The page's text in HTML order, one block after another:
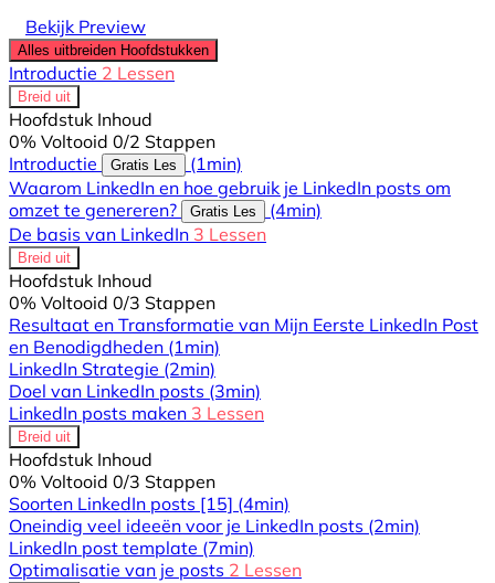
Bekijk Preview
Alles uitbreiden Hoofdstukken
Introductie 2 Lessen
Breid uit
Hoofdstuk Inhoud
0% Voltooid 0/2 Stappen
Introductie
Gratis Les
(1min)
Waarom LinkedIn en hoe gebruik je LinkedIn posts om
omzet te genereren?
Gratis Les
(4min)
De basis van LinkedIn 3 Lessen
Breid uit
Hoofdstuk Inhoud
0% Voltooid 0/3 Stappen
Resultaat en Transformatie van Mijn Eerste LinkedIn Post
en Benodigdheden (1min)
LinkedIn Strategie (2min)
Doel van LinkedIn posts (3min)
LinkedIn posts maken 3 Lessen
Breid uit
Hoofdstuk Inhoud
0% Voltooid 0/3 Stappen
Soorten LinkedIn posts [15] (4min)
Oneindig veel ideeën voor je LinkedIn posts (2min)
LinkedIn post template (7min)
Optimalisatie van je posts 2 Lessen